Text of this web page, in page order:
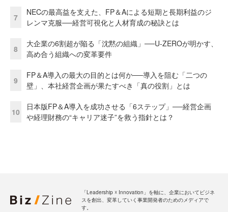
7
NECの最高益を支えた、FP＆Aによる短期と長期利益のジ
レンマ克服──経営可視化と人材育成の秘訣とは
8
大企業の6割超が陥る「沈黙の組織」──U-ZEROが明かす、
高め合う組織への変革要件
9
FP＆A導入の最大の目的とは何か──導入を阻む「二つの
壁」、本社経営企画が果たすべき「真の役割」とは
10
日本版FP＆A導入を成功させる「6ステップ」──経営企画
や経理財務の“キャリア迷子”を救う指針とは？
「Leadership ☓ Innovation」を軸に、企業においてビジネ
スを創出、変革していく事業開発者のためのメディアで
す。